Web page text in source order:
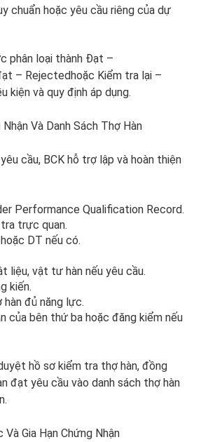
chuẩn hoặc yêu cầu riêng của dự
phân loại thành Đạt –
– Rejectedhoặc Kiểm tra lại –
kiện và quy định áp dụng.
Và Danh Sách Thợ Hàn
cầu, BCK hỗ trợ lập và hoàn thiện
Performance Qualification Record.
trực quan.
DT nếu có.
liệu, vật tư hàn nếu yêu cầu.
kiến.
hàn đủ năng lực.
của bên thứ ba hoặc đăng kiểm nếu
hồ sơ kiểm tra thợ hàn, đồng
đạt yêu cầu vào danh sách thợ hàn
Gia Hạn Chứng Nhận